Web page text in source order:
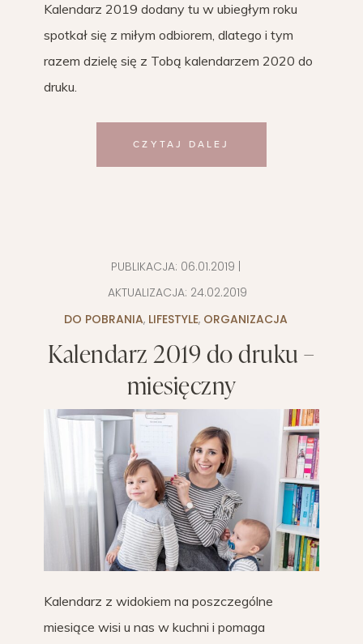
Kalendarz 2019 dodany tu w ubiegłym roku
spotkał się z miłym odbiorem, dlatego i tym
razem dzielę się z Tobą kalendarzem 2020 do
druku.
CZYTAJ DALEJ
PUBLIKACJA: 06.01.2019
AKTUALIZACJA: 24.02.2019
DO POBRANIA, LIFESTYLE, ORGANIZACJA
Kalendarz 2019 do druku –
miesięczny
Kalendarz z widokiem na poszczególne
miesiące wisi u nas w kuchni i pomaga